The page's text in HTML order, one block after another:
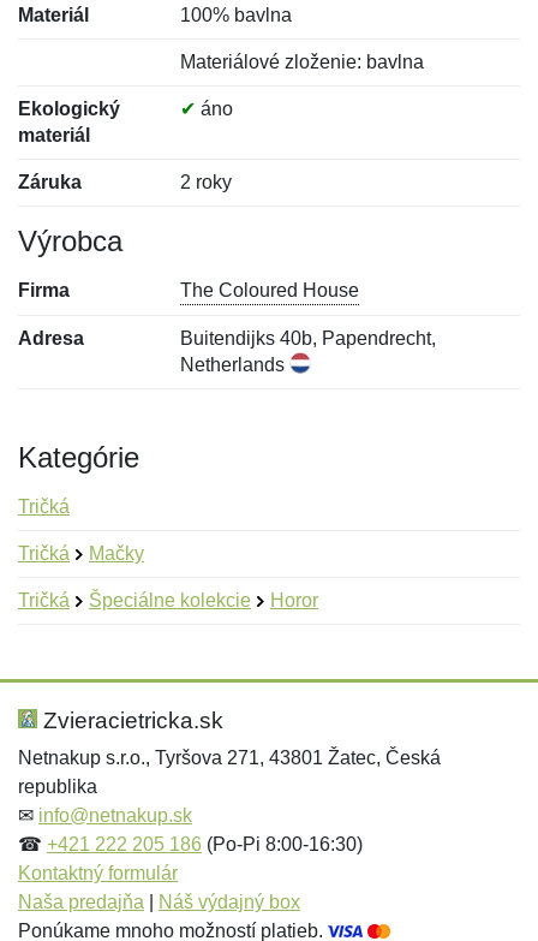
Materiál 100% bavlna
Materiálové zloženie: bavlna
Ekologický
materiál
✔ áno
Záruka 2 roky
Výrobca
Firma The Coloured House
Adresa
Buitendijks 40b, Papendrecht,
Netherlands
Kategórie
Tričká
Tričká Mačky
Tričká Špeciálne kolekcie Horor
Hodnotenie:
Meno:*
E-mail:
Meno:
E-mail:*
Správa*
Zvieracietricka.sk
Netnakup s.r.o., Tyršova 271, 43801 Žatec, Česká
republika
✉ info@netnakup.sk
☎ +421 222 205 186 (Po-Pi 8:00-16:30)
Kontaktný formulár
Naša predajňa
Náš výdajný box
Ponúkame mnoho možností platieb.